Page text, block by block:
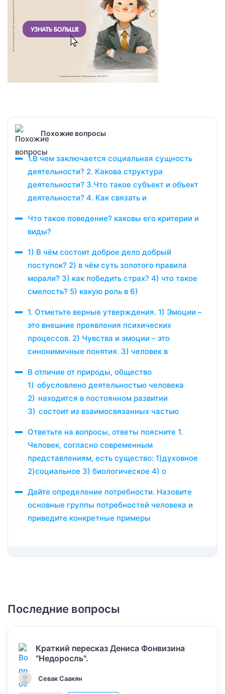
Похожие вопросы
1.В чем заключается социальная сущность
деятельности? 2. Какова структура
деятельности? 3.Что такое субъект и объект
деятельности? 4. Как связать и
Что такое поведение? каковы его критерии и
виды?
1) В чём состоит доброе дело добрый
поступок? 2) в чём суть золотого правила
морали? 3) как победить страх? 4) что такое
смелость? 5) какую роль в 6)
1. Отметьте верные утверждения. 1) Эмоции –
это внешние проявления психических
процессов. 2) Чувства и эмоции – это
синонимичные понятия. 3) человек в
В отличие от природы, общество
1) обусловлено деятельностью человека
2) находится в постоянном развитии
3) состоит из взаимосвязанных частью
Ответьте на вопросы, ответы поясните 1.
Человек, согласно современным
представлениям, есть существо: 1)духовное
2)социальное 3) биологическое 4) о
Дайте определение потребности. Назовите
основные группы потребностей человека и
приведите конкретные примеры
Последние вопросы
Краткий пересказ Дениса Фонвизина
"Недоросль".
Севак Саакян